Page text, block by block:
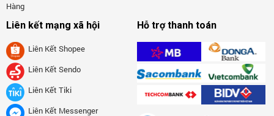
Hàng
Liên kết mạng xã hội
Liên Kết Shopee
Liên Kết Sendo
Liên Kết Tiki
Liên Kết Messenger
Hỗ trợ thanh toán